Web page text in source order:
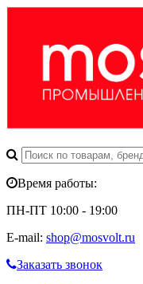
Время работы:
ПН-ПТ 10:00 - 19:00
E-mail: shop@mosvolt.ru
Заказать звонок